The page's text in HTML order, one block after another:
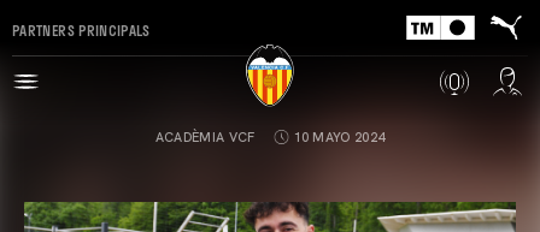
PARTNERS PRINCIPALS
ACADÈMIA VCF 10 MAYO 2024